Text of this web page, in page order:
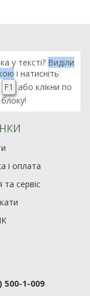
у тексті? Виділи
і натисніть
F1
або клікни по
і оплата
та сервіс
500-1-009